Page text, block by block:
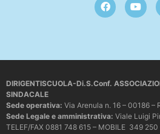
DIRIGENTISCUOLA-Di.S.Conf.
SINDACALE
Sede operativa: Via Arenula n. 16 – 00186 –
Sede Legale e amministrativa: Viale Luigi
TELEF/FAX 0881 748 615 – MOBILE 349